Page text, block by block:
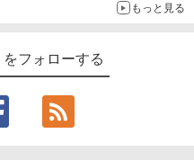
もっと見る
フォローする